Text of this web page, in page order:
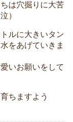
は穴掘りに大苦
）
ルに大きいタン
をあげていきま
いお願いをして
ちますよう